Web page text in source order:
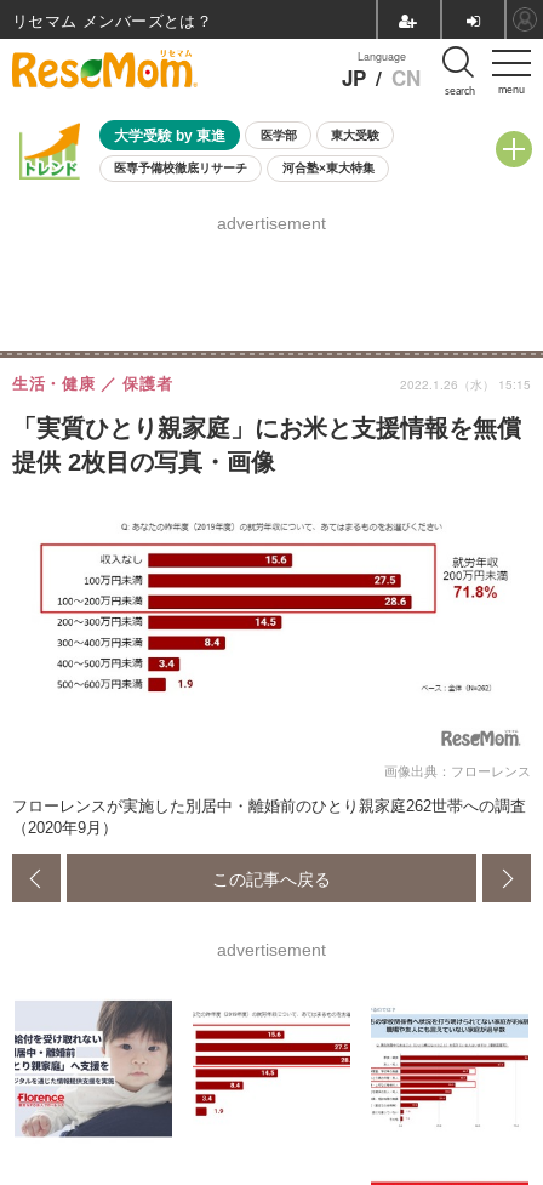
menu
Language
JP / CN search
大学受験 by 東進 医学部 東大受験
医専予備校徹底リサーチ 河合塾×東大特集
8月開催学校説明会・相談会
advertisement
「実質ひとり親家庭」にお米と支援情報を無償
提供 2枚目の写真・画像
生活・健康 保護者 2022.1.26（水） 15:15
画像出典：フローレンス
フローレンスが実施した別居中・離婚前のひとり親家庭262世帯への調査
（2020年9月）
この記事へ戻る
advertisement
リセマム メンバーズ